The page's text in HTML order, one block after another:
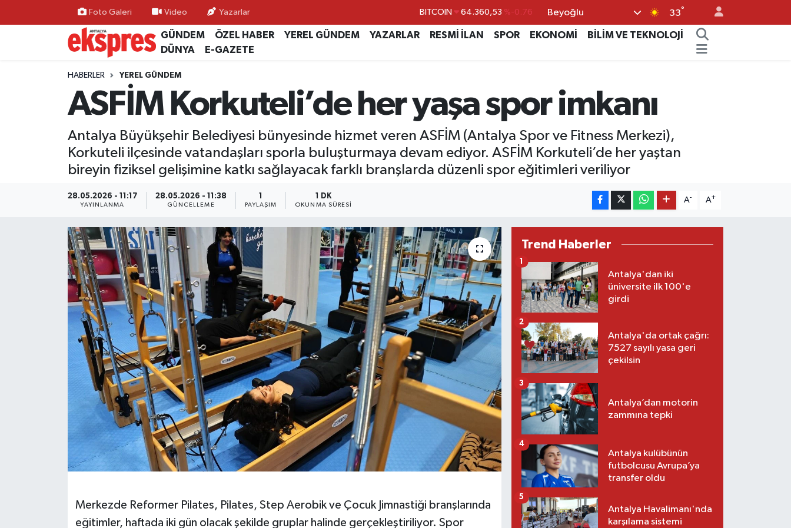
Foto Galeri Video Yazarlar BITCOIN 64.360,53 %-0.76
DOLAR 47,7069 %0.17
BİST100 13.887 %64
Beyoğlu 33°
GÜNDEM ÖZEL HABER YEREL GÜNDEM YAZARLAR RESMİ İLAN SPOR EKONOMİ
BİLİM VE TEKNOLOJİ
DÜNYA
E-GAZETE
HABERLER YEREL GÜNDEM
ASFİM Korkuteli’de her yaşa spor imkanı
Antalya Büyükşehir Belediyesi bünyesinde hizmet veren ASFİM (Antalya Spor ve Fitness Merkezi),
Korkuteli ilçesinde vatandaşları sporla buluşturmaya devam ediyor. ASFİM Korkuteli’de her yaştan
bireyin fiziksel gelişimine katkı sağlayacak farklı branşlarda düzenli spor eğitimleri veriliyor
28.05.2026 - 11:17
YAYINLANMA
28.05.2026 - 11:38
GÜNCELLEME
1
PAYLAŞIM
1 DK
OKUNMA SÜRESI
A- A+
Merkezde Reformer Pilates, Pilates, Step Aerobik ve Çocuk Jimnastiği branşlarında
eğitimler, haftada iki gün olacak şekilde gruplar halinde gerçekleştiriliyor. Spor
Trend Haberler
Antalya'dan iki
üniversite ilk 100'e
girdi
1
Antalya'da ortak çağrı:
7527 sayılı yasa geri
çekilsin
2
Antalya’dan motorin
zammına tepki
3
Antalya kulübünün
futbolcusu Avrupa’ya
transfer oldu
4
Antalya Havalimanı'nda
karşılama sistemi
5
ÖZEL HABER
GÜNDEM
YEREL GÜNDEM
EKONOMİ
KÜLTÜR - SANAT
SAĞLIK
VİDEO HABERLER
RESMİ İLAN
Nöbetçi Eczaneler
Hava Durumu
Trafik Durumu
Süper Lig Puan Durumu ve Fikstür
Tüm Manşetler
Son Dakika Haberleri